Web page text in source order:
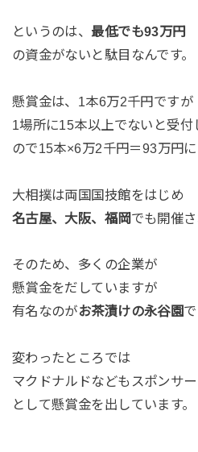
というのは、 最低でも93万円
の資金がないと駄目なんです。
懸賞金は、1本6万2千円ですが
1場所に15本以上でないと受付
ので15本×6万2千円＝93万円に
大相撲は両国国技館をはじめ
名古屋、大阪、福岡でも開催さ
そのため、多くの企業が
懸賞金をだしていますが
有名なのがお茶漬けの永谷園で
変わったところでは
マクドナルドなどもスポンサー
として懸賞金を出しています。